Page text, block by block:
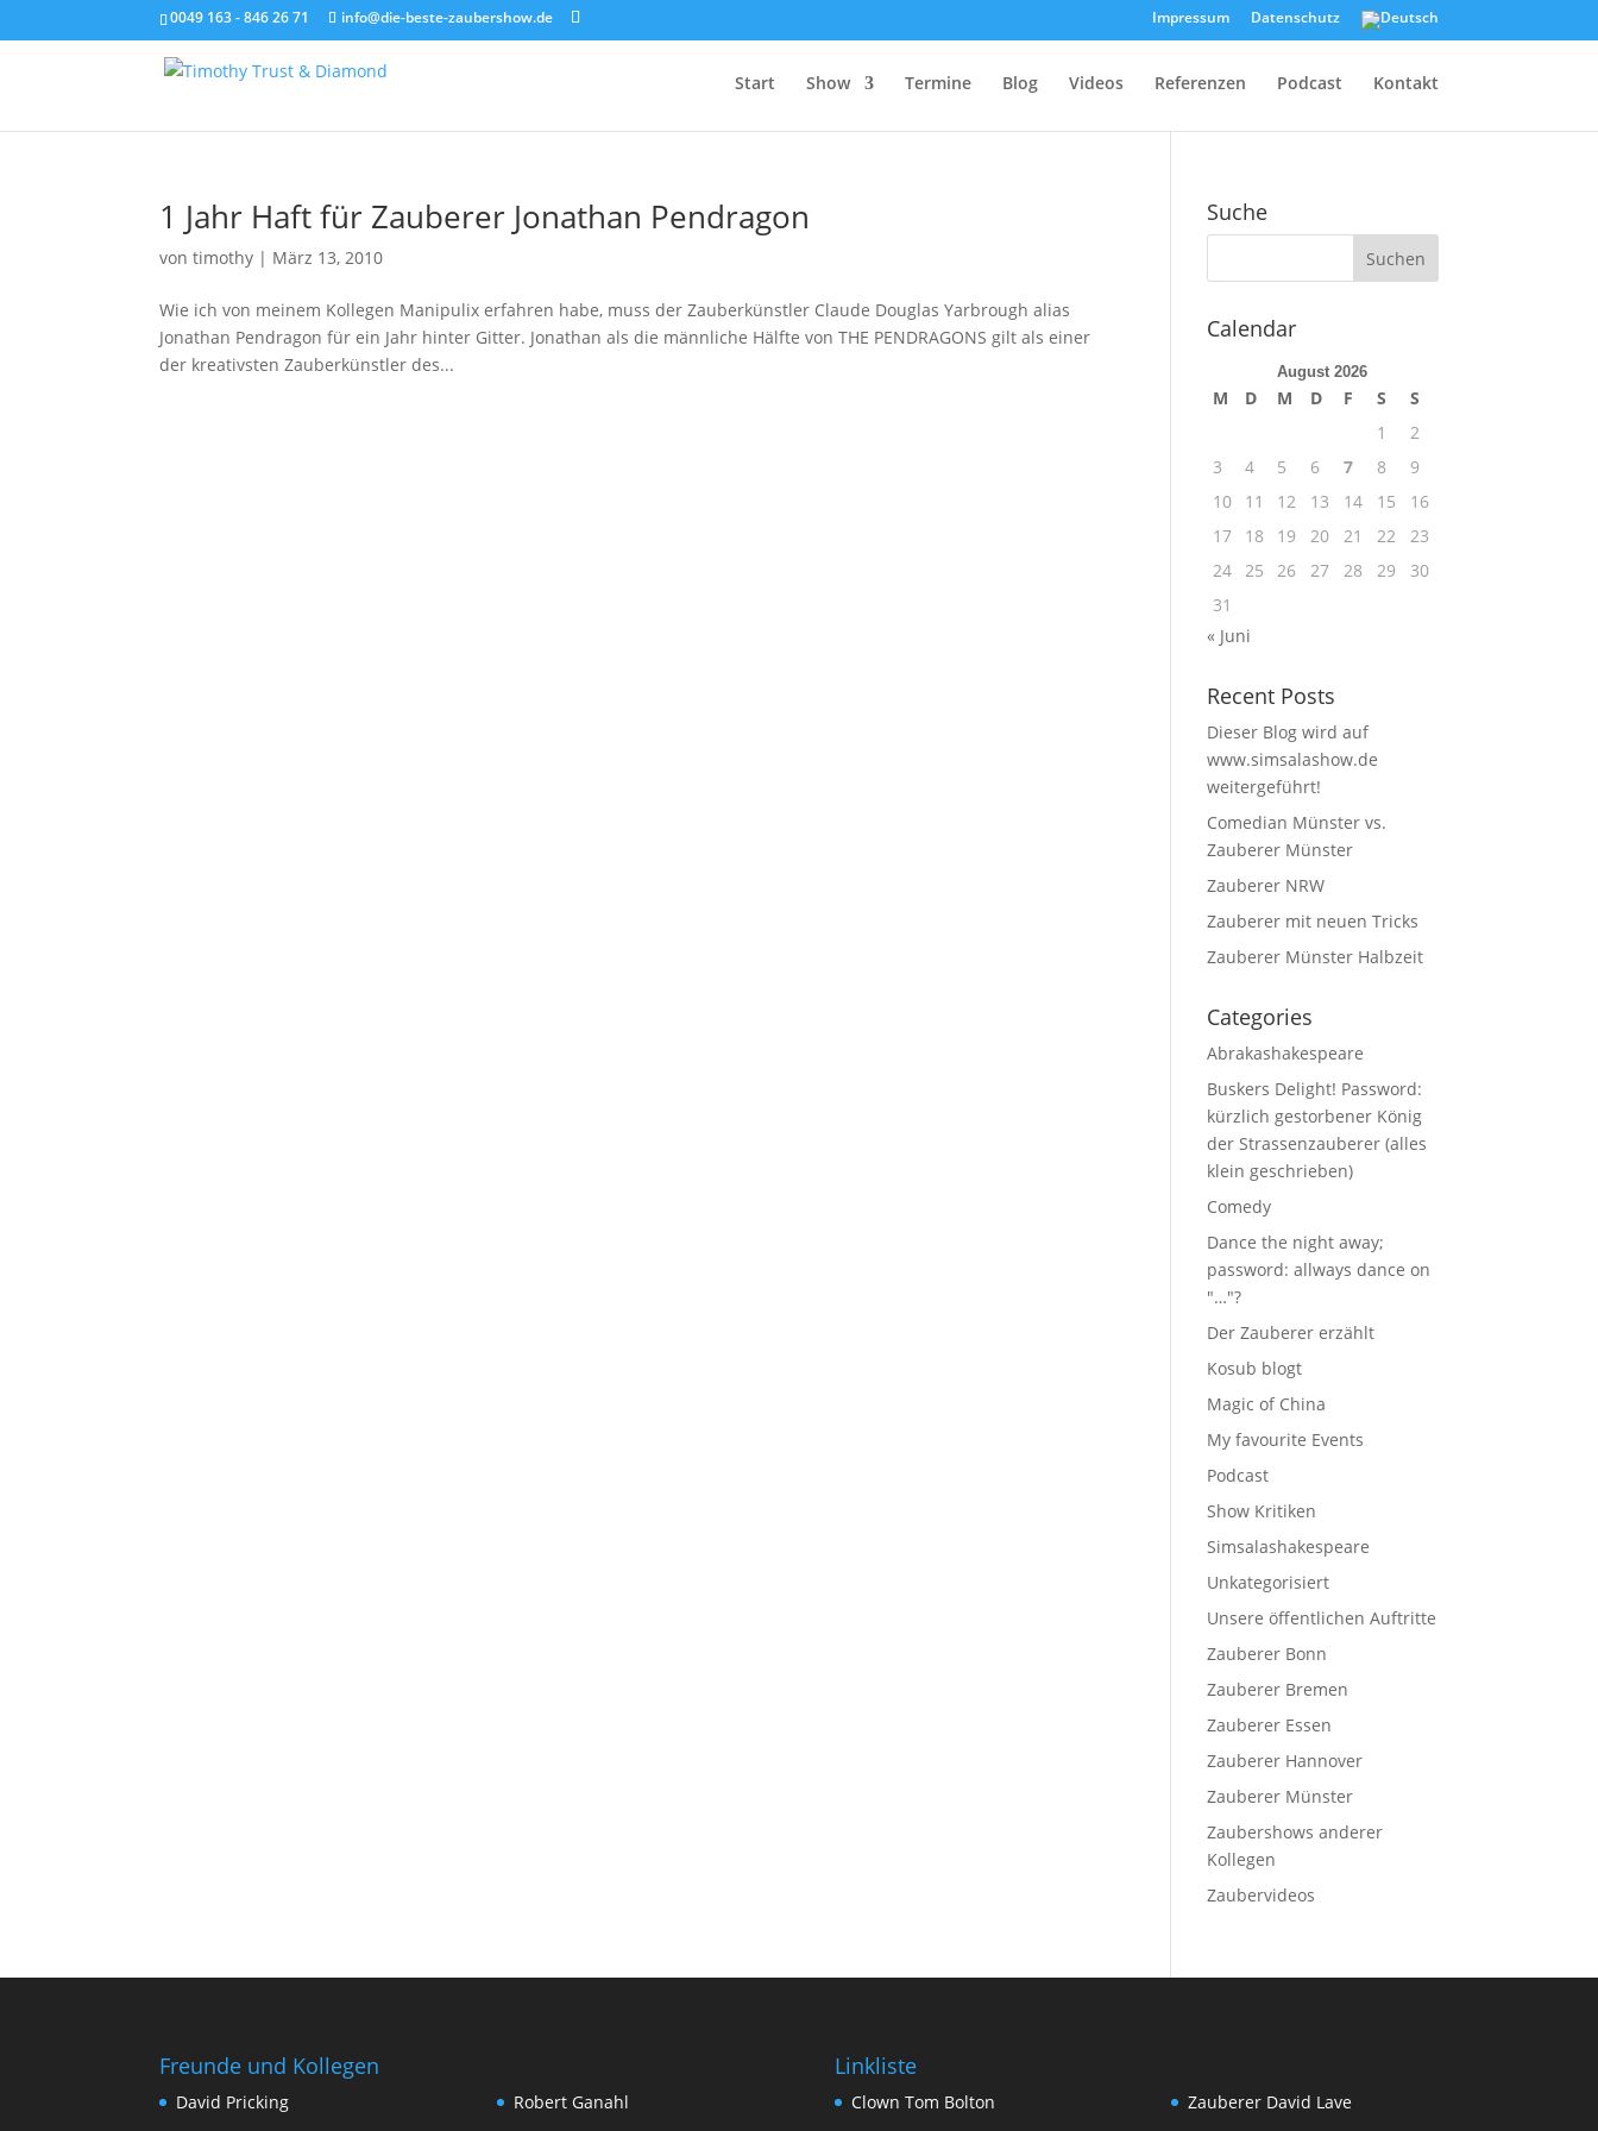
0049 163 - 846 26 71 info@die-beste-zaubershow.de Impressum Datenschutz
Start Show Termine Blog Videos Referenzen Podcast Kontakt
1 Jahr Haft für Zauberer Jonathan Pendragon
vontimothy | März 13, 2010
Wie ich von meinem Kollegen Manipulix erfahren habe, muss der Zauberkünstler Claude Douglas Yarbrough alias
Jonathan Pendragon für ein Jahr hinter Gitter. Jonathan als die männliche Hälfte von THE PENDRAGONS gilt als einer
der kreativsten Zauberkünstler des...
Suche
Calendar
August 2026
M D M D F S
S
1
2
3
4 5 6 7 8
9
10
11 12 13 14 15
16
17
18 19 20 21 22
23
24 25 26 27 28 29
30
31
« Juni
Recent Posts
Dieser Blog wird auf
www.simsalashow.de
weitergeführt!
Comedian Münster vs.
Zauberer Münster
Zauberer NRW
Zauberer mit neuen Tricks
Zauberer Münster Halbzeit
Categories
Abrakashakespeare
Buskers Delight! Password:
kürzlich gestorbener König
der Strassenzauberer (alles
klein geschrieben)
Comedy
Dance the night away;
password: allways dance on
"…"?
Der Zauberer erzählt
Kosub blogt
Magic of China
My favourite Events
Podcast
Show Kritiken
Simsalashakespeare
Unkategorisiert
Unsere öffentlichen Auftritte
Zauberer Bonn
Zauberer Bremen
Zauberer Essen
Zauberer Hannover
Zauberer Münster
Zaubershows anderer
Kollegen
Zaubervideos
Freunde und Kollegen
David Pricking
Robert Ganahl
Linkliste
Clown Tom Bolton
Zauberer David Lave